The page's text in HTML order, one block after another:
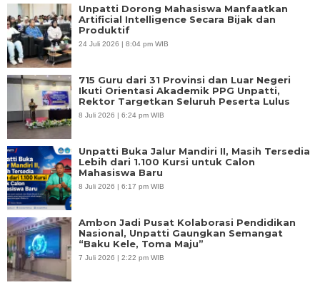
Unpatti Dorong Mahasiswa Manfaatkan
Artificial Intelligence Secara Bijak dan
Produktif
24 Juli 2026 | 8:04 pm WIB
715 Guru dari 31 Provinsi dan Luar Negeri
Ikuti Orientasi Akademik PPG Unpatti,
Rektor Targetkan Seluruh Peserta Lulus
8 Juli 2026 | 6:24 pm WIB
Unpatti Buka Jalur Mandiri II, Masih Tersedia
Lebih dari 1.100 Kursi untuk Calon
Mahasiswa Baru
8 Juli 2026 | 6:17 pm WIB
Ambon Jadi Pusat Kolaborasi Pendidikan
Nasional, Unpatti Gaungkan Semangat
“Baku Kele, Toma Maju”
7 Juli 2026 | 2:22 pm WIB